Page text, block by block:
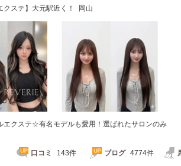
クステ】大元駅近く！ 岡山
エクステ☆有名モデルも愛用！選ばれたサロンのみ
口コミ 143件 ブログ 4774件